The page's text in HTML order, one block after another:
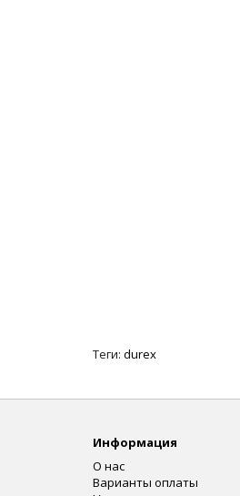
Теги: durex
Информация
О нас
Варианты оплаты